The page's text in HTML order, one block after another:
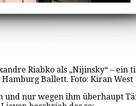
Riabko als „Nijinsky“ – ein
Ballett. Foto: Kiran West
nur wegen ihm überhaupt